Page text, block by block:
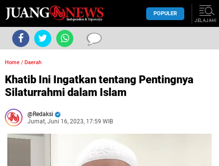
POPULER
JELAJAHI
Home / Daerah
Khatib Ini Ingatkan tentang Pentingnya
Silaturrahmi dalam Islam
Redaksi
Jumat, Juni 16, 2023, 17:59 WIB